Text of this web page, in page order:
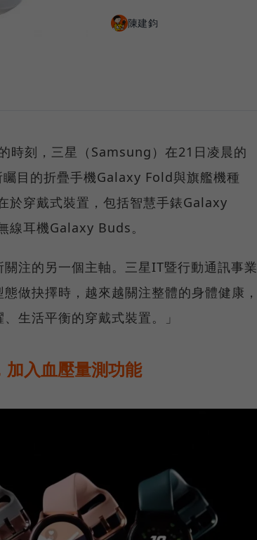
陳建鈞
時刻，三星（Samsung）在21日凌晨的
目的折疊手機Galaxy Fold與旗艦機種
於穿戴式裝置，包括智慧手錶Galaxy
耳機Galaxy Buds。
注的另一個主軸。三星IT暨行動通訊事業
做抉擇時，越來越關注整體的身體健康，
生活平衡的穿戴式裝置。」
入血壓量測功能